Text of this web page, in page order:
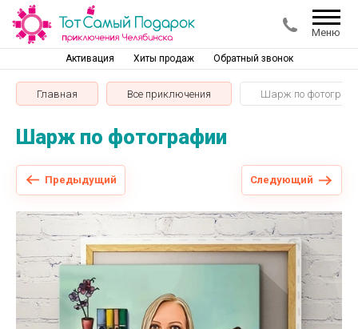
Меню
Активация Хиты продаж Обратный звонок
Главная Все приключения Шарж по
Шарж по фотографии
Предыдущий Следующий